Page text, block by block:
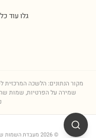
גלו עוד
מקור הנתונים: הלשכה
©
2026 מעבדת השמות